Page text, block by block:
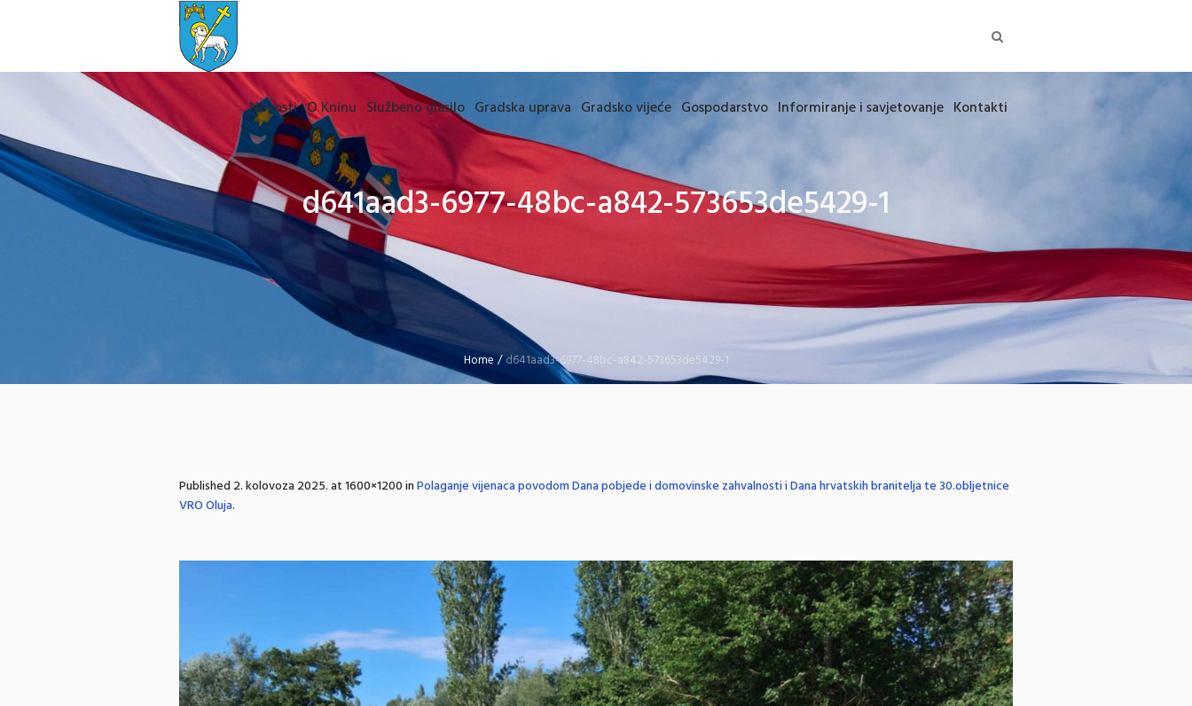
Novosti O Kninu Službeno glasilo Gradska uprava Gradsko vijeće Gospodarstvo Informiranje i savjetovanje Kontakti
d641aad3-6977-48bc-a842-573653de5429-1
Home /d641aad3-6977-48bc-a842-573653de5429-1
Published2. kolovoza 2025.at 1600×1200 inPolaganje vijenaca povodom Dana pobjede i domovinske zahvalnosti i Dana hrvatskih branitelja te 30.obljetnice
VRO Oluja.